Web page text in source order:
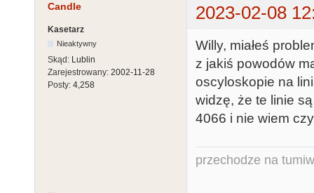
Candle 2023-02-08
Kasetarz
Nieaktywny
Skąd: Lublin
Zarejestrowany: 2002-11-28
Posty: 4,258
Willy, miałeś
z jakiś powodów
oscyloskopie na
widzę, że te linie
4066 i nie wiem
przechodze na